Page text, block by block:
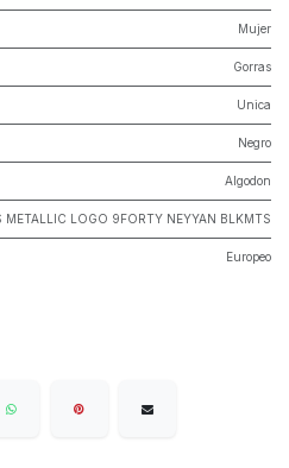
Mujer
Gorras
Unica
Negro
Algodon
METALLIC LOGO 9FORTY NEYYAN BLKMTS
Europeo